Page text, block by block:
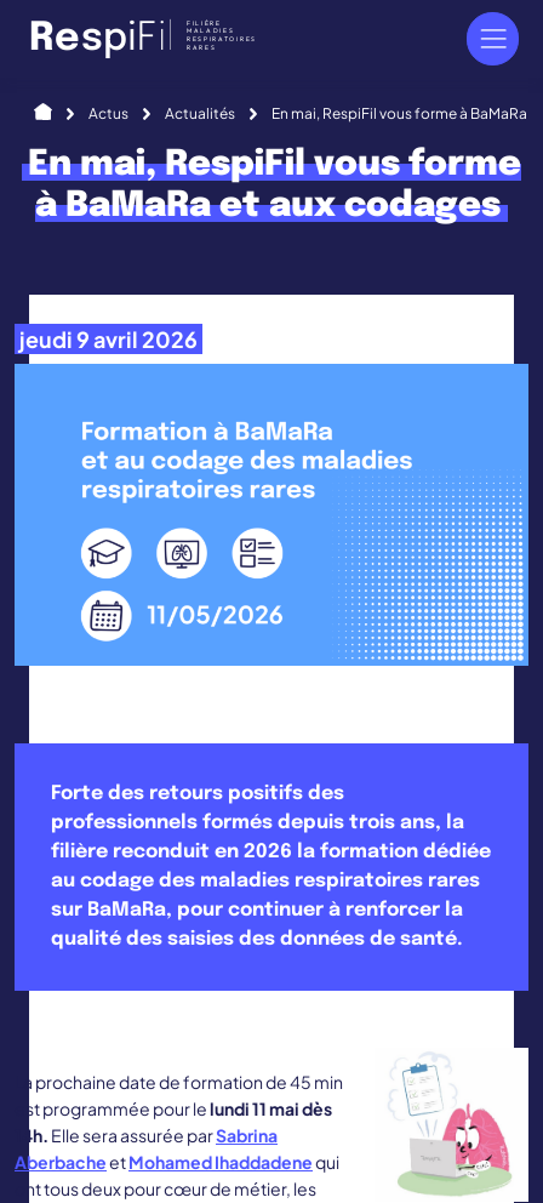
RespiFi FILIÈRE
MALADIES
RESPIRATOIRES
RARES
AccueilActus Actualités En mai, RespiFil vous forme à BaMaRa
En mai, RespiFil vous forme
à BaMaRa et aux codages
jeudi 9 avril 2026
Forte des retours positifs des
professionnels formés depuis trois ans, la
filière reconduit en 2026 la formation dédiée
au codage des maladies respiratoires rares
sur BaMaRa, pour continuer à renforcer la
qualité des saisies des données de santé.
La prochaine date de formation de 45 min
est programmée pour lelundi 11 maidès
14h. Elle sera assurée parSabrina
AberbacheetMohamedIhaddadenequi
ont tous deux pour cœur de métier, les